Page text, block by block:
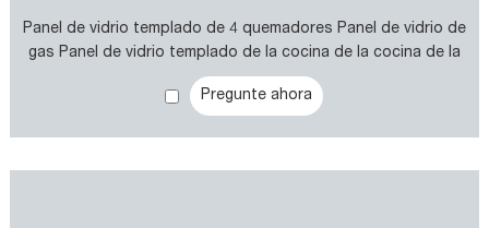
Panel de vidrio templado de 4 quemadores Panel de vidrio de
gas Panel de vidrio templado de la cocina de la cocina de la
cocina
Pregunte ahora